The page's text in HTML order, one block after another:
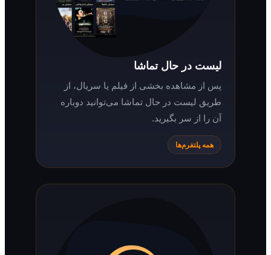
لیست در حال تماشا
پس از مشاهده بخشی از فیلم یا سریال، از
طریق لیست در حال تماشا می‌توانید دوباره
آن را از سر بگیرید.
همه پلتفرم‌ها